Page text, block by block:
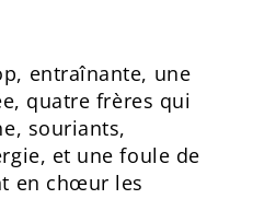
entraînante, une
quatre frères qui
souriants,
et une foule de
en chœur les